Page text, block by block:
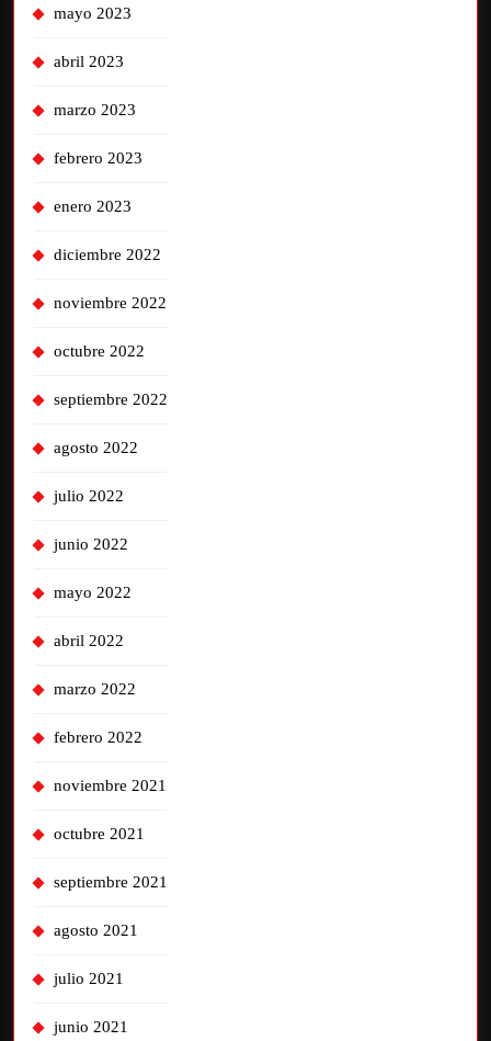
mayo 2023
abril 2023
marzo 2023
febrero 2023
enero 2023
diciembre 2022
noviembre 2022
octubre 2022
septiembre 2022
agosto 2022
julio 2022
junio 2022
mayo 2022
abril 2022
marzo 2022
febrero 2022
noviembre 2021
octubre 2021
septiembre 2021
agosto 2021
julio 2021
junio 2021